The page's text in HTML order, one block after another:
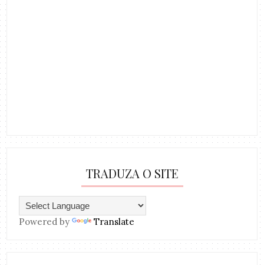
TRADUZA O SITE
Powered by Translate